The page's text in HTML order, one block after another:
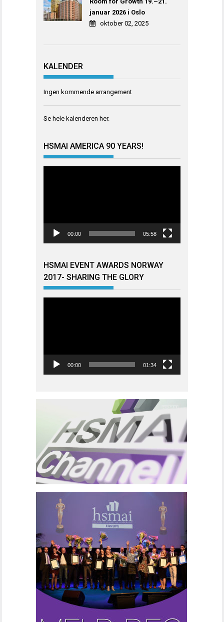
januar 2026 i Oslo
oktober 02, 2025
KALENDER
Ingen kommende arrangement
Se hele kalenderen her.
HSMAI AMERICA 90 YEARS!
00:00 05:58
HSMAI EVENT AWARDS NORWAY
2017- SHARING THE GLORY
00:00 01:34